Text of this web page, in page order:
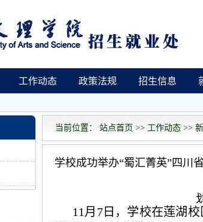
工作动态 政策法规 招生信息
当前位置： 站点首页 >> 工作动态 >>
学校成功举办“蜀汇菁英”四川
11月7日，学校在莲湖